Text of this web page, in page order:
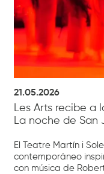
21.05.2026
Les Arts recibe a
La noche de San
El Teatre Martín i
contemporáneo
con música de